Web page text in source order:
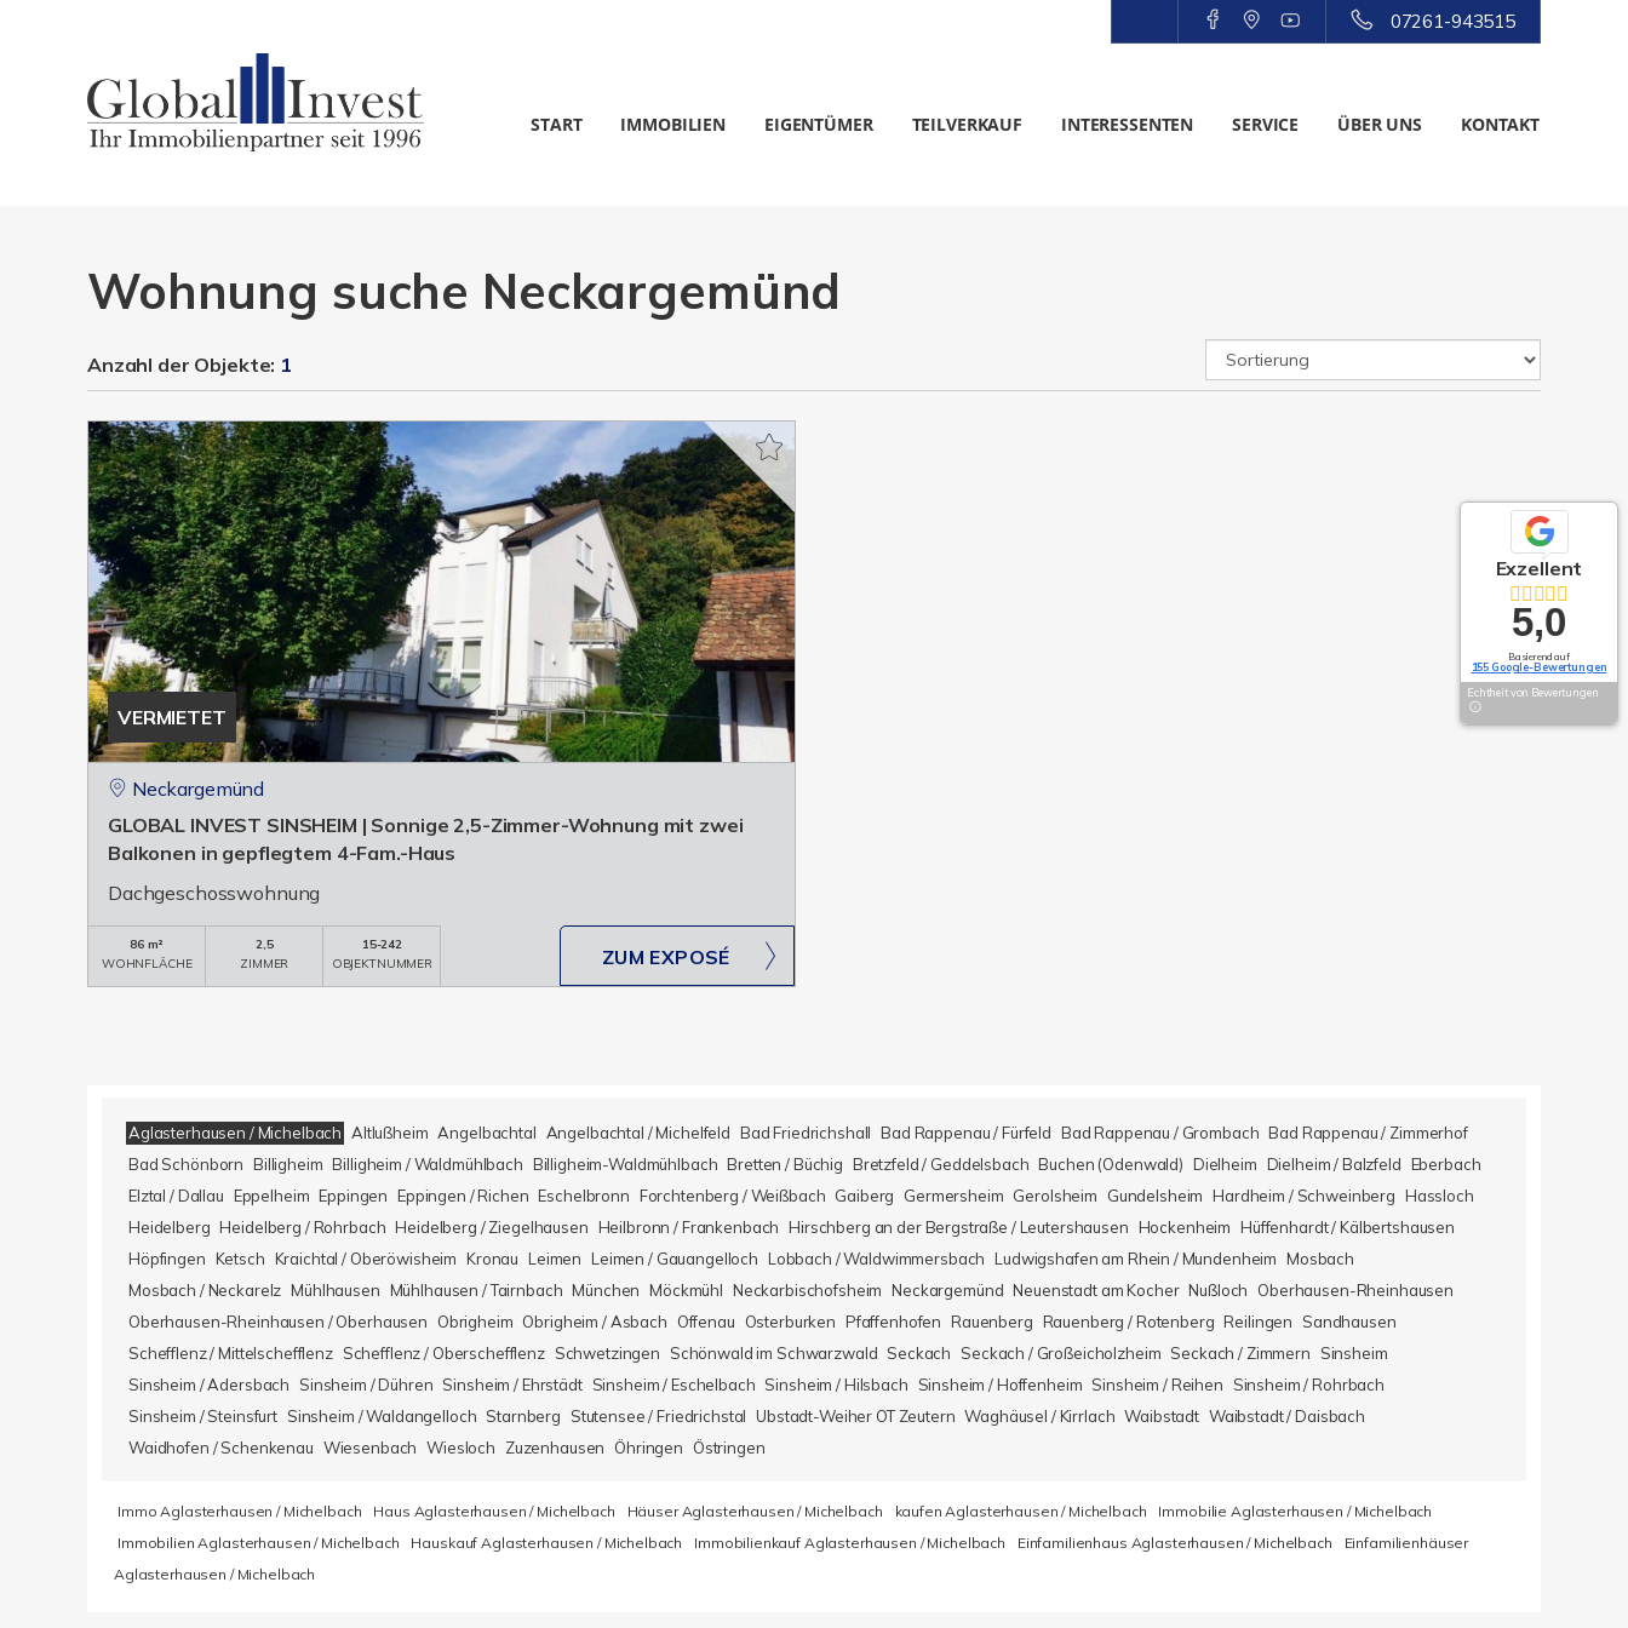
07261-943515
START IMMOBILIEN EIGENTÜMER TEILVERKAUF INTERESSENTEN SERVICE ÜBER UNS KONTAKT
Wohnung suche Neckargemünd
Anzahl der Objekte: 1
VERMIETET
Neckargemünd
GLOBAL INVEST SINSHEIM | Sonnige 2,5-Zimmer-Wohnung mit zwei
Balkonen in gepflegtem 4-Fam.-Haus
Dachgeschosswohnung
86 m²
WOHNFLÄCHE
2,5
ZIMMER
15-242
OBJEKTNUMMER
ZUM EXPOSÉ
Aglasterhausen / Michelbach Altlußheim Angelbachtal Angelbachtal / Michelfeld Bad Friedrichshall Bad Rappenau / Fürfeld Bad Rappenau / Grombach Bad Rappenau / Zimmerhof
Bad Schönborn Billigheim Billigheim / Waldmühlbach Billigheim-Waldmühlbach Bretten / Büchig Bretzfeld / Geddelsbach Buchen (Odenwald) Dielheim Dielheim / Balzfeld Eberbach
Elztal / Dallau Eppelheim Eppingen Eppingen / Richen Eschelbronn Forchtenberg / Weißbach Gaiberg Germersheim Gerolsheim Gundelsheim Hardheim / Schweinberg Hassloch
Heidelberg Heidelberg / Rohrbach Heidelberg / Ziegelhausen Heilbronn / Frankenbach Hirschberg an der Bergstraße / Leutershausen Hockenheim Hüffenhardt / Kälbertshausen
Höpfingen Ketsch Kraichtal / Oberöwisheim Kronau Leimen Leimen / Gauangelloch Lobbach / Waldwimmersbach Ludwigshafen am Rhein / Mundenheim Mosbach
Mosbach / Neckarelz Mühlhausen Mühlhausen / Tairnbach München Möckmühl Neckarbischofsheim Neckargemünd Neuenstadt am Kocher Nußloch
Oberhausen-Rheinhausen
Oberhausen-Rheinhausen / Oberhausen
Obrigheim Obrigheim / Asbach Offenau Osterburken Pfaffenhofen Rauenberg Rauenberg / Rotenberg Reilingen
Sandhausen
Schefflenz / Mittelschefflenz Schefflenz / Oberschefflenz Schwetzingen Schönwald im Schwarzwald Seckach Seckach / Großeicholzheim Seckach / Zimmern
Sinsheim
Sinsheim / Adersbach
Sinsheim / Dühren Sinsheim / Ehrstädt Sinsheim / Eschelbach Sinsheim / Hilsbach Sinsheim / Hoffenheim Sinsheim / Reihen
Sinsheim / Rohrbach
Sinsheim / Steinsfurt Sinsheim / Waldangelloch Starnberg Stutensee / Friedrichstal Ubstadt-Weiher OT Zeutern Waghäusel / Kirrlach Waibstadt Waibstadt / Daisbach
Waidhofen / Schenkenau Wiesenbach Wiesloch Zuzenhausen Öhringen Östringen
Immo Aglasterhausen / Michelbach Haus Aglasterhausen / Michelbach Häuser Aglasterhausen / Michelbach kaufen Aglasterhausen / Michelbach
Immobilie Aglasterhausen / Michelbach
Immobilien Aglasterhausen / Michelbach
Hauskauf Aglasterhausen / Michelbach Immobilienkauf Aglasterhausen / Michelbach Einfamilienhaus Aglasterhausen / Michelbach
Einfamilienhäuser
Aglasterhausen / Michelbach
Exzellent
5,0
Basierend auf
155 Google-Bewertungen
Echtheit von Bewertungen